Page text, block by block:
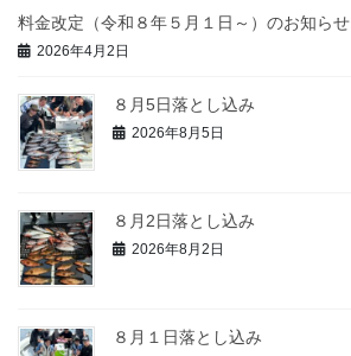
料金改定（令和８年５月１日～）のお知らせ
2026年4月2日
８月5日落とし込み
2026年8月5日
８月2日落とし込み
2026年8月2日
８月１日落とし込み